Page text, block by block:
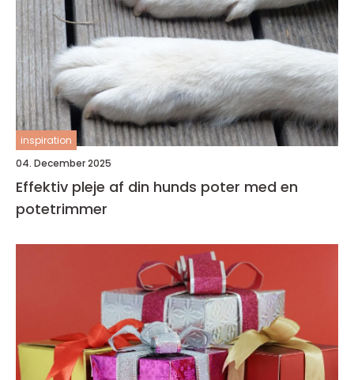
inspiration
04. December 2025
Effektiv pleje af din hunds poter med en
potetrimmer